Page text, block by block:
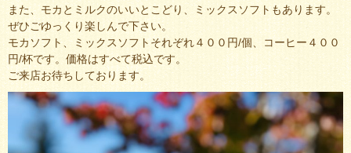
また、モカとミルクのいいとこどり、ミックスソフトもあります。
ぜひごゆっくり楽しんで下さい。
モカソフト、ミックスソフトそれぞれ４００円/個、コーヒー４００
円/杯です。価格はすべて税込です。
ご来店お待ちしております。